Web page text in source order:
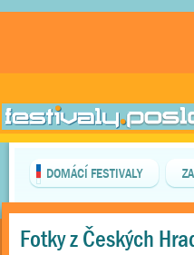
DOMÁCÍ FESTIVALY
Fotky z Českých